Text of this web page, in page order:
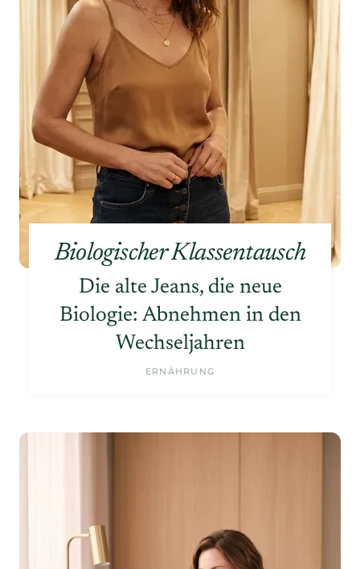
Biologischer Klassentausch
Die alte Jeans, die neue
Biologie: Abnehmen in den
Wechseljahren
ERNÄHRUNG